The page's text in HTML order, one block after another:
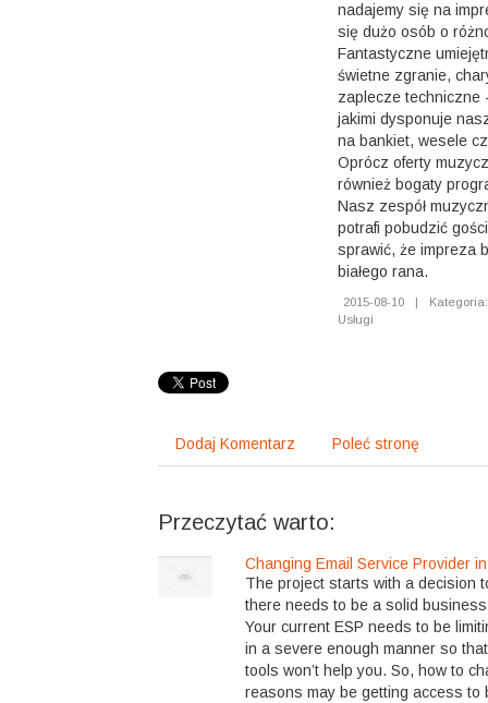
nadajemy się na
się dużo osób o
Fantastyczne
świetne zgranie,
zaplecze techniczne
jakimi dysponuje
na bankiet, wesele
Oprócz oferty
również bogaty
Nasz zespół
potrafi pobudzić
sprawić, że impreza
białego rana.
2015-08-10 |
Usługi
Dodaj Komentarz Poleć stronę
Przeczytać warto:
Changing Email Service Provider
The project starts with a decision
there needs to be a solid
Your current ESP needs to be
in a severe enough manner so
tools won’t help you. So, how to
reasons may be getting access to